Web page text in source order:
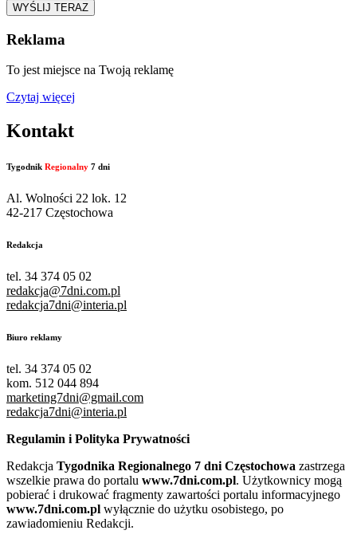
WYŚLIJ TERAZ
Reklama
To jest miejsce na Twoją reklamę
Czytaj więcej
Kontakt
Tygodnik Regionalny 7 dni
Al. Wolności 22 lok. 12
42-217 Częstochowa
Redakcja
tel. 34 374 05 02
redakcja@7dni.com.pl
redakcja7dni@interia.pl
Biuro reklamy
tel. 34 374 05 02
kom. 512 044 894
marketing7dni@gmail.com
redakcja7dni@interia.pl
Regulamin i Polityka Prywatności
Redakcja Tygodnika Regionalnego 7 dni Częstochowa zastrzega
wszelkie prawa do portalu www.7dni.com.pl. Użytkownicy mogą
pobierać i drukować fragmenty zawartości portalu informacyjnego
www.7dni.com.pl wyłącznie do użytku osobistego, po
zawiadomieniu Redakcji.